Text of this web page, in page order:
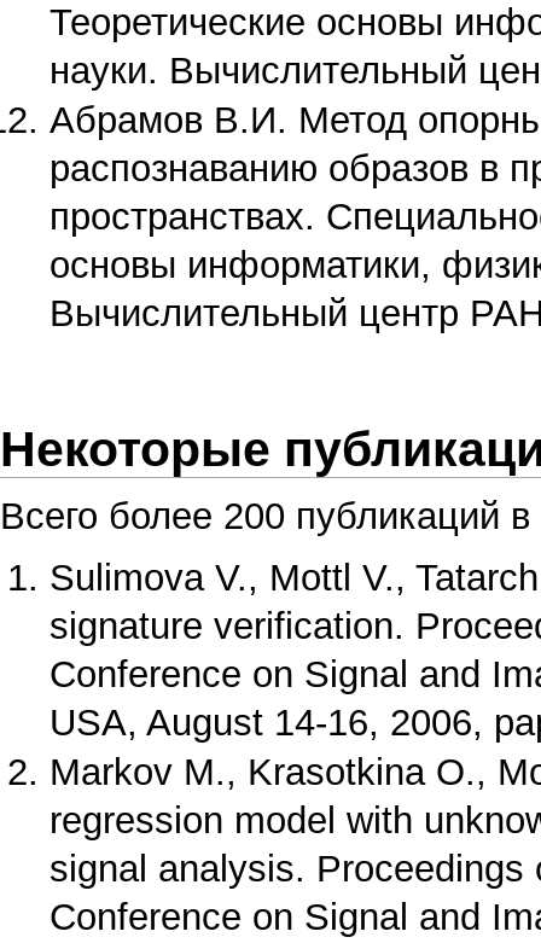
Теоретические основы
науки. Вычислительный
Абрамов В.И. Метод
распознаванию образов в
пространствах.
основы информатики,
Вычислительный центр
Некоторые
Всего более 200 публикаций
Sulimova V., Mottl V.,
signature verification.
Conference on Signal and
USA, August 14-16, 2006,
Markov M., Krasotkina O.,
regression model with
signal analysis.
Conference on Signal and